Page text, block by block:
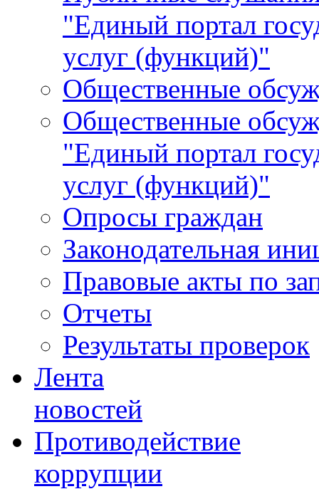
"Единый портал
услуг (функций)"
Общественные
Общественные
"Единый портал
услуг (функций)"
Опросы граждан
Законодательная
Правовые акты по
Отчеты
Результаты проверок
Лента
новостей
Противодействие
коррупции